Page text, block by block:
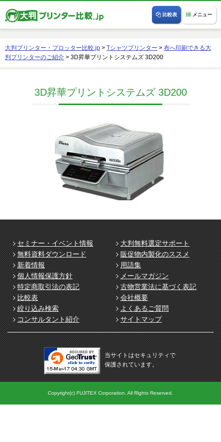
メニュー
比較表
大判プリンター・プロッター比較.jp > Tシャツプリンター > 布へ印刷できる大
判プリンターのご紹介 > 3D昇華プリントシステムズ 3D200
3D昇華プリントシステムズ 3D200
セミナー・イベント情報
大判無料選定サポート
無料資料ダウンロード
販促物内製化のススメ
新着情報
用語集
個人情報保護方針
メールマガジン
特定商取引法の表記
古物営業法に基づく表記
比較表
会社概要
絞り込み検索
よくあるご質問
コンサルタント紹介
サイトマップ
当サイトはセキュリティで
保護されています。
Copyright(c) FUJITEX Corporation. All Rights Reserved.